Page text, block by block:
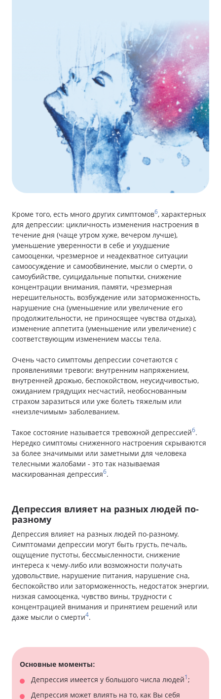
Кроме того, есть много других симптомов6, характерных
для депрессии: цикличность изменения настроения в
течение дня (чаще утром хуже, вечером лучше),
уменьшение уверенности в себе и ухудшение
самооценки, чрезмерное и неадекватное ситуации
самоосуждение и самообвинение, мысли о смерти, о
самоубийстве, суицидальные попытки, снижение
концентрации внимания, памяти, чрезмерная
нерешительность, возбуждение или заторможенность,
нарушение сна (уменьшение или увеличение его
продолжительности, не приносящее чувства отдыха),
изменение аппетита (уменьшение или увеличение) с
соответствующим изменением массы тела.
Очень часто симптомы депрессии сочетаются с
проявлениями тревоги: внутренним напряжением,
внутренней дрожью, беспокойством, неусидчивостью,
ожиданием грядущих несчастий, необоснованным
страхом заразиться или уже болеть тяжелым или
«неизлечимым» заболеванием.
Такое состояние называется тревожной депрессией6.
Нередко симптомы сниженного настроения скрываются
за более значимыми или заметными для человека
телесными жалобами - это так называемая
маскированная депрессия6.
Депрессия влияет на разных людей по-
разному
Депрессия влияет на разных людей по-разному.
Симптомами депрессии могут быть грусть, печаль,
ощущение пустоты, бессмысленности, снижение
интереса к чему-либо или возможности получать
удовольствие, нарушение питания, нарушение сна,
беспокойство или заторможенность, недостаток энергии,
низкая самооценка, чувство вины, трудности с
концентрацией внимания и принятием решений или
даже мысли о смерти4.
Основные моменты:
Депрессия имеется у большого числа людей1;
Депрессия может влиять на то, как Вы себя